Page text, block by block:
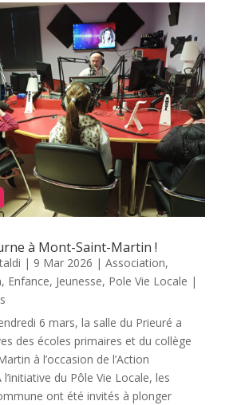
à Mont-Saint-Martin !
| 9 Mar 2026 | Association,
, Enfance, Jeunesse, Pole Vie Locale |
6 mars, la salle du Prieuré a
des écoles primaires et du collège
à l’occasion de l’Action
du Pôle Vie Locale, les
ont été invités à plonger